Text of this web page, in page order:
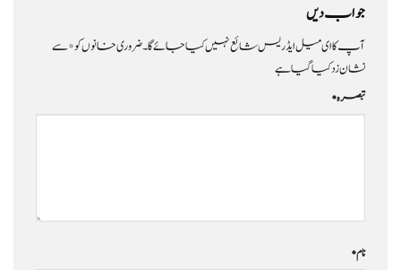
جواب دیں
آپ کا ای میل ایڈریس شائع نہیں کیا جائے گا۔ضروری خانوں کو*سے
نشان زد کیا گیا ہے
تبصرہ*
نام*